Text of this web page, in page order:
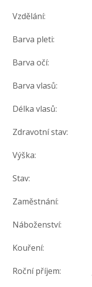
Vzdělání:
Barva pleti:
Barva očí:
Barva vlasů:
Délka vlasů:
Zdravotní stav:
Výška:
Stav:
Zaměstnání:
Náboženství:
Kouření:
Roční příjem: